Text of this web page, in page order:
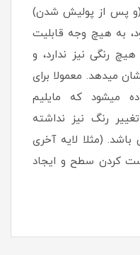
(و پس از پولیش شدن)
به هیچ وجه قابلیت
رنگی نیز ندارد، و
میدهد. معمولا برای
میشود که مایلیم
رنگ نیز نداشته
(مثلا لایه آخری
کردن سطح و ایجاد